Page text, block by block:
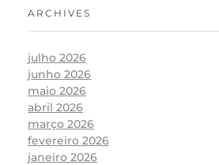
ARCHIVES
julho 2026
junho 2026
maio 2026
abril 2026
março 2026
fevereiro 2026
janeiro 2026